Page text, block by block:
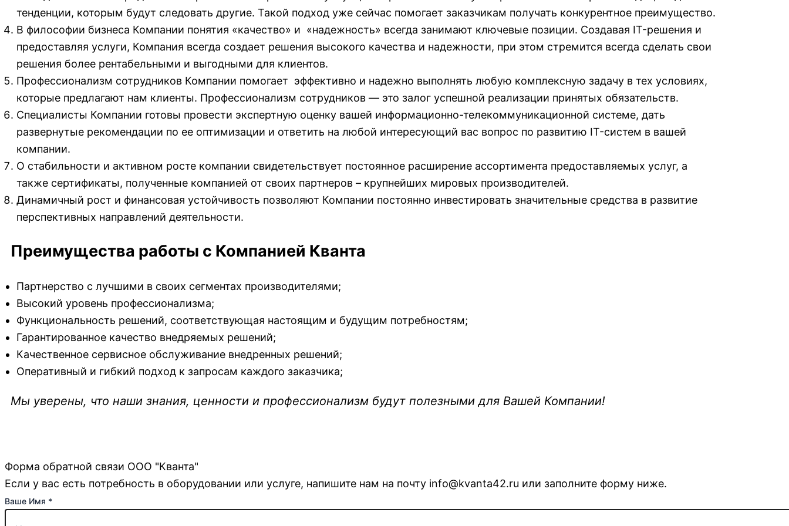
тенденции, которым будут следовать другие. Такой подход уже сейчас помогает заказчикам получать конкурентное преимущество.
В философии бизнеса Компании понятия «качество» и «надежность» всегда занимают ключевые позиции. Создавая IT-решения и
предоставляя услуги, Компания всегда создает решения высокого качества и надежности, при этом стремится всегда сделать свои
решения более рентабельными и выгодными для клиентов.
Профессионализм сотрудников Компании помогает эффективно и надежно выполнять любую комплексную задачу в тех условиях,
которые предлагают нам клиенты. Профессионализм сотрудников — это залог успешной реализации принятых обязательств.
Специалисты Компании готовы провести экспертную оценку вашей информационно-телекоммуникационной системе, дать
развернутые рекомендации по ее оптимизации и ответить на любой интересующий вас вопрос по развитию IT-систем в вашей
компании.
О стабильности и активном росте компании свидетельствует постоянное расширение ассортимента предоставляемых услуг, а
также сертификаты, полученные компанией от своих партнеров – крупнейших мировых производителей.
Динамичный рост и финансовая устойчивость позволяют Компании постоянно инвестировать значительные средства в развитие
перспективных направлений деятельности.
Преимущества работы с Компанией Кванта
Партнерство с лучшими в своих сегментах производителями;
Высокий уровень профессионализма;
Функциональность решений, соответствующая настоящим и будущим потребностям;
Гарантированное качество внедряемых решений;
Качественное сервисное обслуживание внедренных решений;
Оперативный и гибкий подход к запросам каждого заказчика;
Мы уверены, что наши знания, ценности и профессионализм будут полезными для Вашей Компании!
Форма обратной связи ООО "Кванта"
Если у вас есть потребность в оборудовании или услуге, напишите нам на почту info@kvanta42.ru или заполните форму ниже.
Ваше Имя *